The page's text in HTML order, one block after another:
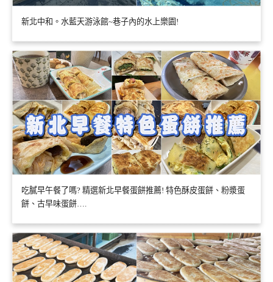
新北中和。水藍天游泳館~巷子內的水上樂園!
吃膩早午餐了嗎? 精選新北早餐蛋餅推薦! 特色酥皮蛋餅、粉漿蛋
餅、古早味蛋餅….